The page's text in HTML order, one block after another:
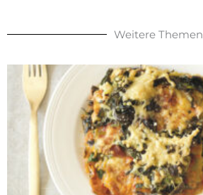
Weitere Themen